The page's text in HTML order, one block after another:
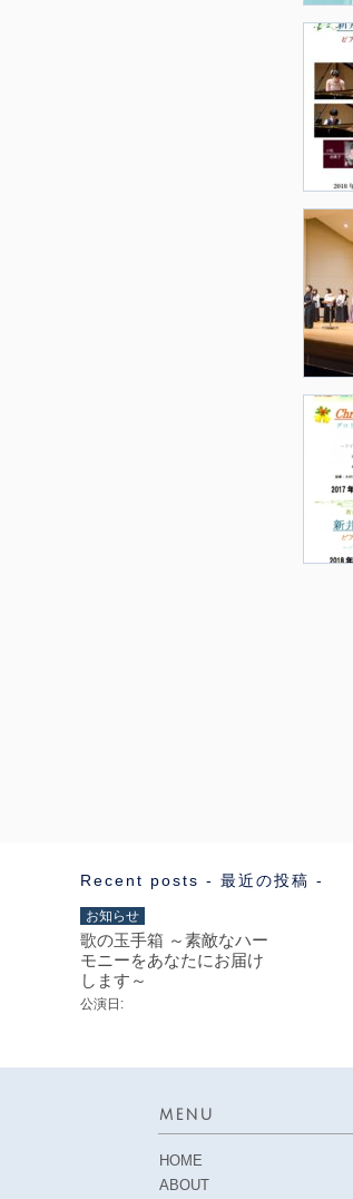
Recent posts - 最近の投稿 -
お知らせ
歌の玉手箱 ～素敵なハー
モニーをあなたにお届け
します～
公演日:
MENU
HOME
ABOUT